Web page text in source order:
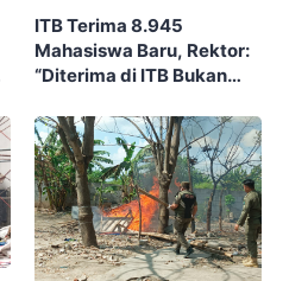
ITB Terima 8.945
Mahasiswa Baru, Rektor:
“Diterima di ITB Bukan